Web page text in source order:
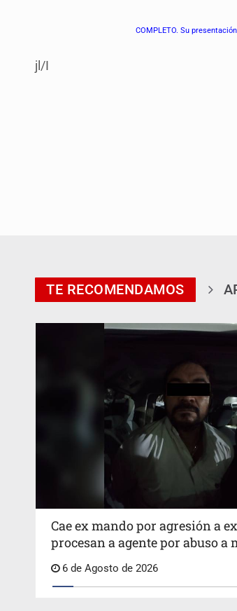
COMPLETO. Su
jl/I
TE RECOMENDAMOS
Cae ex mando por agresión a
procesan a agente por abuso a
6 de Agosto de 2026